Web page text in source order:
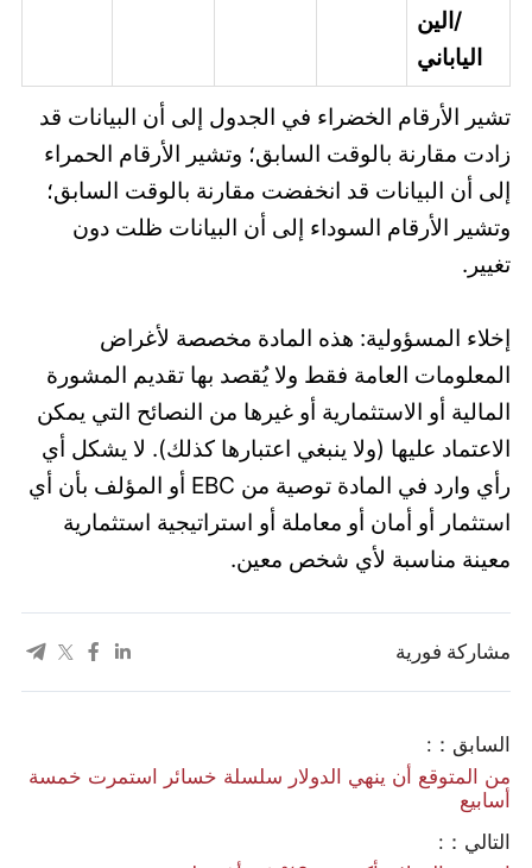
/الين
الياباني
تشير الأرقام الخضراء في الجدول إلى أن البيانات قد
زادت مقارنة بالوقت السابق؛ وتشير الأرقام الحمراء
إلى أن البيانات قد انخفضت مقارنة بالوقت السابق؛
وتشير الأرقام السوداء إلى أن البيانات ظلت دون
تغيير.
إخلاء المسؤولية: هذه المادة مخصصة لأغراض
المعلومات العامة فقط ولا يُقصد بها تقديم المشورة
المالية أو الاستثمارية أو غيرها من النصائح التي يمكن
الاعتماد عليها (ولا ينبغي اعتبارها كذلك). لا يشكل أي
رأي وارد في المادة توصية من EBC أو المؤلف بأن أي
استثمار أو أمان أو معاملة أو استراتيجية استثمارية
معينة مناسبة لأي شخص معين.
مشاركة فورية
السابق：:
من المتوقع أن ينهي الدولار سلسلة خسائر استمرت خمسة
أسابيع
التالي：: